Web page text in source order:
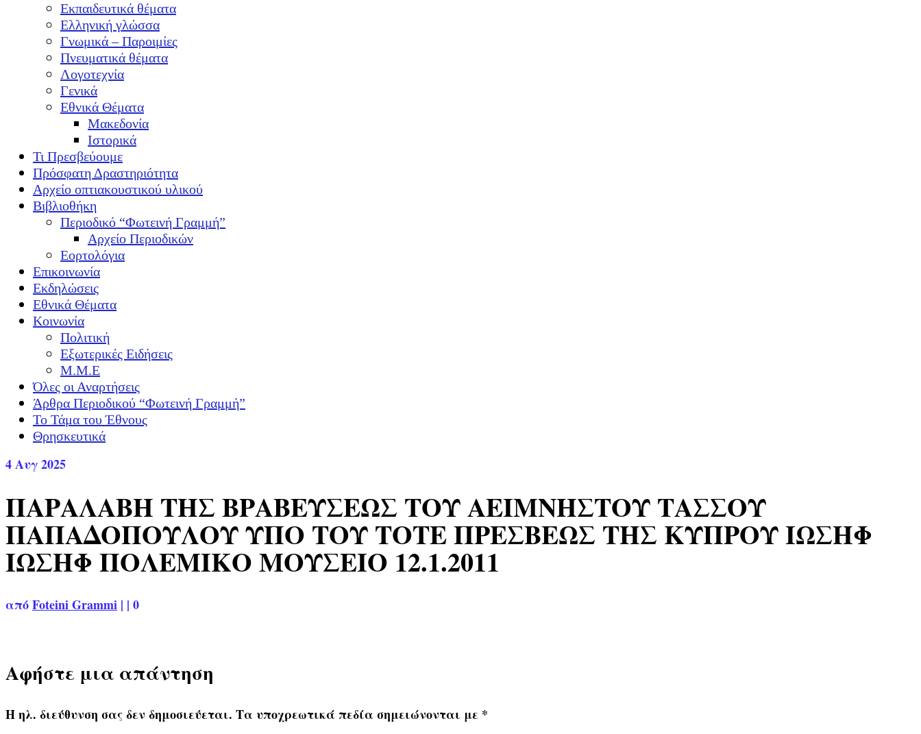
Εκπαιδευτικά θέματα
Ελληνική γλώσσα
Γνωμικά – Παροιμίες
Πνευματικά θέματα
Λογοτεχνία
Γενικά
Εθνικά Θέματα
Μακεδονία
Ιστορικά
Τι Πρεσβεύουμε
Πρόσφατη Δραστηριότητα
Αρχείο οπτιακουστικού υλικού
Βιβλιοθήκη
Περιοδικό “Φωτεινή Γραμμή”
Αρχείο Περιοδικών
Εορτολόγια
Επικοινωνία
Εκδηλώσεις
Εθνικά Θέματα
Κοινωνία
Πολιτική
Εξωτερικές Ειδήσεις
Μ.Μ.Ε
Όλες οι Αναρτήσεις
Άρθρα Περιοδικού “Φωτεινή Γραμμή”
Το Τάμα του Έθνους
Θρησκευτικά
4Αυγ 2025
ΠΑΡΑΛΑΒΗ ΤΗΣ ΒΡΑΒΕΥΣΕΩΣ ΤΟΥ ΑΕΙΜΝΗΣΤΟΥ ΤΑΣΣΟΥ
ΠΑΠΑΔΟΠΟΥΛΟΥ ΥΠΟ ΤΟΥ ΤΟΤΕ ΠΡΕΣΒΕΩΣ ΤΗΣ ΚΥΠΡΟΥ ΙΩΣΗΦ
ΙΩΣΗΦ ΠΟΛΕΜΙΚΟ ΜΟΥΣΕΙΟ 12.1.2011
απόFoteini Grammi | | 0
Αφήστε μια απάντηση
Η ηλ. διεύθυνση σας δεν δημοσιεύεται. Τα υποχρεωτικά πεδία σημειώνονται με *